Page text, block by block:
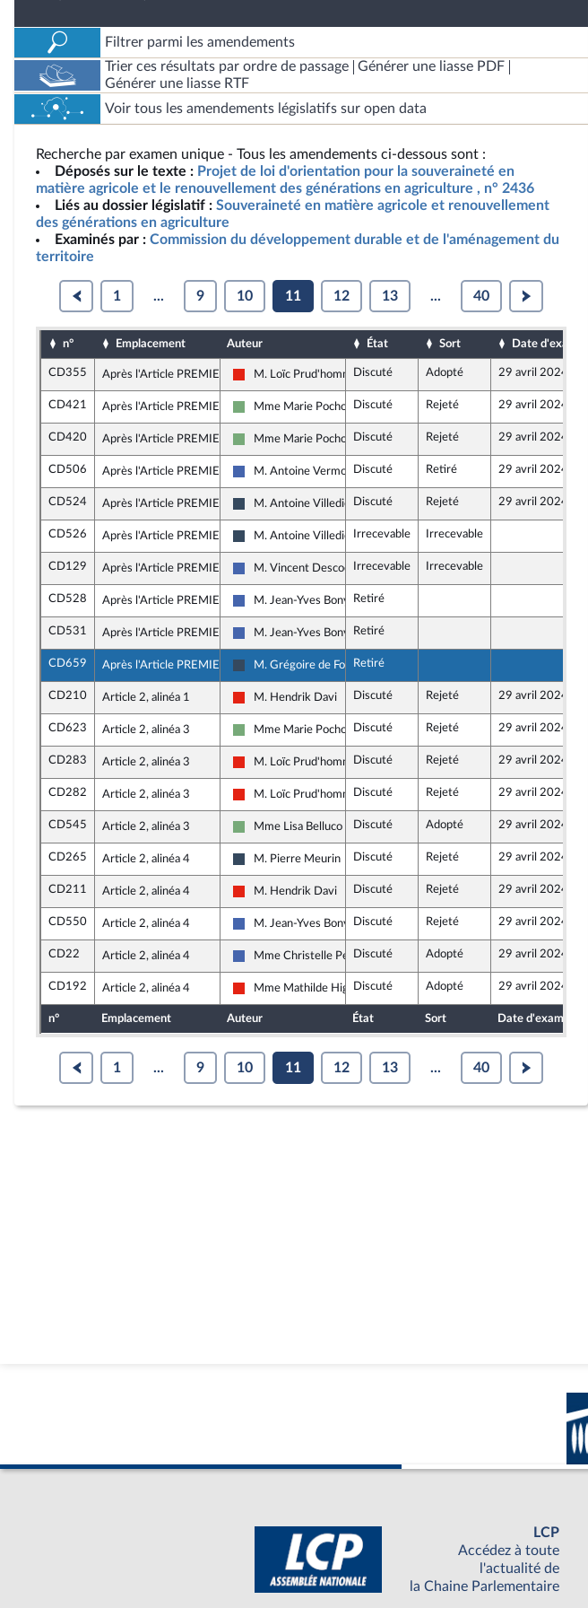
Filtrer parmi les amendements
Trier ces résultats par ordre de passage
Générer une liasse PDF
Générer une liasse RTF
Voir tous les amendements législatifs sur open data
Recherche par examen unique - Tous les amendements ci-dessous sont :
Déposés sur le texte : Projet de loi d'orientation pour la souveraineté en
matière agricole et le renouvellement des générations en agriculture , n° 2436
Liés au dossier législatif : Souveraineté en matière agricole et renouvellement
des générations en agriculture
Examinés par : Commission du développement durable et de l'aménagement du
territoire
1 ... 9 10 11 12 13 ... 40
n° Emplacement Auteur État Sort Date d'examen
CD355 Après l'Article PREMIER
La France insoumise - Nouvelle Union Populaire écologique et sociale
M. Loïc Prud'hommeDiscuté Adopté 29 avril 2024
CD421 Après l'Article PREMIER
Écologiste - NUPES
Mme Marie Pochon Discuté Rejeté 29 avril 2024
CD420 Après l'Article PREMIER
Écologiste - NUPES
Mme Marie Pochon Discuté Rejeté 29 avril 2024
CD506 Après l'Article PREMIER
Les Républicains
M. Antoine Vermorel-Marques
Discuté Retiré 29 avril 2024
CD524 Après l'Article PREMIER
Rassemblement National
M. Antoine VilledieuDiscuté Rejeté 29 avril 2024
CD526 Après l'Article PREMIER
Rassemblement National
M. Antoine VilledieuIrrecevable Irrecevable
CD129 Après l'Article PREMIER
Les Républicains
M. Vincent DescoeurIrrecevable Irrecevable
CD528 Après l'Article PREMIER
Les Républicains
M. Jean-Yves Bony Retiré
CD531 Après l'Article PREMIER
Les Républicains
M. Jean-Yves Bony Retiré
CD659 Après l'Article PREMIER
Rassemblement National
M. Grégoire de Fournas
Retiré
CD210 Article 2, alinéa 1
La France insoumise - Nouvelle Union Populaire écologique et sociale
M. Hendrik Davi Discuté Rejeté 29 avril 2024
CD623 Article 2, alinéa 3
Écologiste - NUPES
Mme Marie Pochon Discuté Rejeté 29 avril 2024
CD283 Article 2, alinéa 3
La France insoumise - Nouvelle Union Populaire écologique et sociale
M. Loïc Prud'hommeDiscuté Rejeté 29 avril 2024
CD282 Article 2, alinéa 3
La France insoumise - Nouvelle Union Populaire écologique et sociale
M. Loïc Prud'hommeDiscuté Rejeté 29 avril 2024
CD545 Article 2, alinéa 3
Écologiste - NUPES
Mme Lisa Belluco Discuté Adopté 29 avril 2024
CD265 Article 2, alinéa 4
Rassemblement National
M. Pierre Meurin Discuté Rejeté 29 avril 2024
CD211 Article 2, alinéa 4
La France insoumise - Nouvelle Union Populaire écologique et sociale
M. Hendrik Davi Discuté Rejeté 29 avril 2024
CD550 Article 2, alinéa 4
Les Républicains
M. Jean-Yves Bony Discuté Rejeté 29 avril 2024
CD22 Article 2, alinéa 4
Les Républicains
Mme Christelle PetexDiscuté Adopté 29 avril 2024
CD192 Article 2, alinéa 4
La France insoumise - Nouvelle Union Populaire écologique et sociale
Mme Mathilde HignetDiscuté Adopté 29 avril 2024
n° Emplacement Auteur État Sort Date d'examen
1 ... 9 10 11 12 13 ... 40
LCP
Accédez à toute
l'actualité de
la Chaine Parlementaire